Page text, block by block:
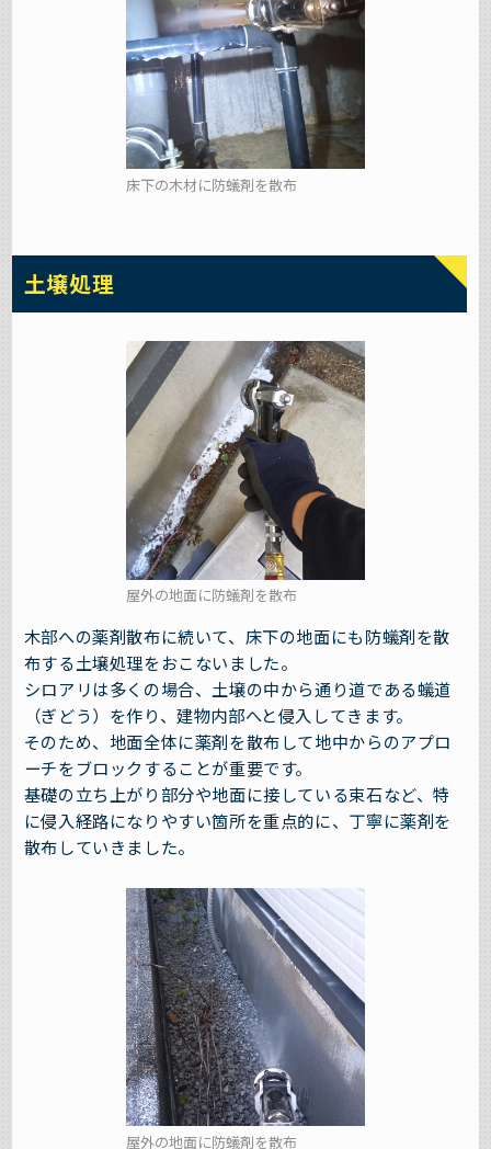
床下の木材に防蟻剤を散布
土壌処理
屋外の地面に防蟻剤を散布
木部への薬剤散布に続いて、床下の地面にも防蟻剤を散
布する土壌処理をおこないました。
シロアリは多くの場合、土壌の中から通り道である蟻道
（ぎどう）を作り、建物内部へと侵入してきます。
そのため、地面全体に薬剤を散布して地中からのアプロ
ーチをブロックすることが重要です。
基礎の立ち上がり部分や地面に接している束石など、特
に侵入経路になりやすい箇所を重点的に、丁寧に薬剤を
散布していきました。
屋外の地面に防蟻剤を散布